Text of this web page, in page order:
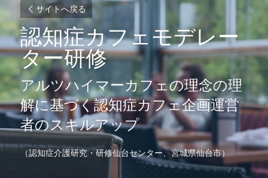
サイトへ戻る
認知症カフェモデレー
ター研修
アルツハイマーカフェの理念の理
解に基づく認知症カフェ企画運営
者のスキルアップ
（認知症介護研究・研修仙台センター、宮城県仙台市）